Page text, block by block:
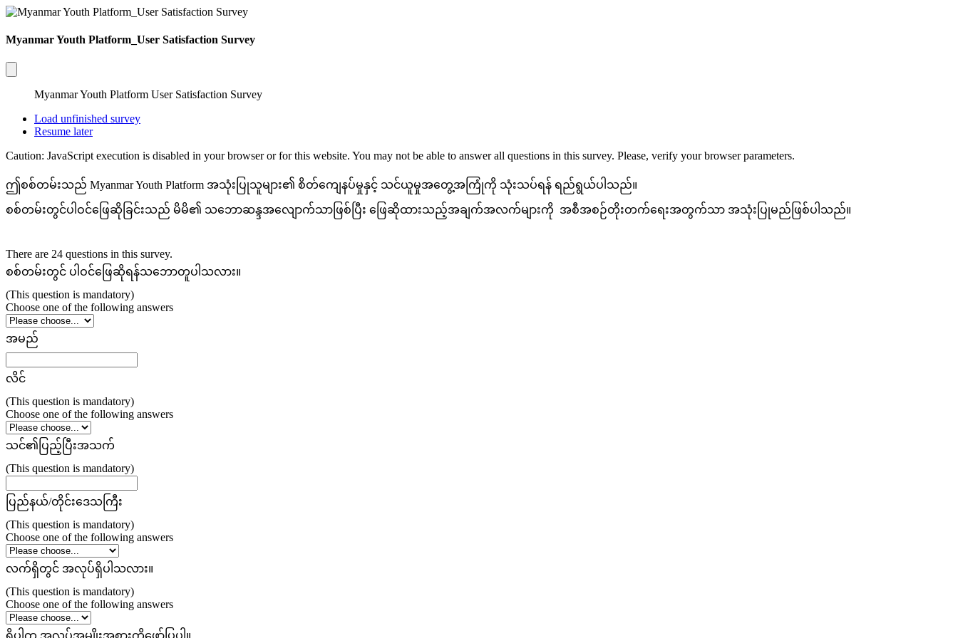
Myanmar Youth Platform_User Satisfaction Survey
Myanmar Youth Platform User Satisfaction Survey
Load unfinished survey
Resume later
Caution: JavaScript execution is disabled in your browser or for this website. You may not be able to answer all questions in this survey. Please, verify your browser parameters.
ဤစစ်တမ်းသည် Myanmar Youth Platform အသုံးပြုသူများ၏ စိတ်ကျေနပ်မှုနှင့် သင်ယူမှုအတွေ့အကြုံကို သုံးသပ်ရန် ရည်ရွယ်ပါသည်။
စစ်တမ်းတွင်ပါဝင်ဖြေဆိုခြင်းသည် မိမိ၏ သဘောဆန္ဒအလျောက်သာဖြစ်ပြီး ဖြေဆိုထားသည့်အချက်အလက်များကို အစီအစဉ်တိုးတက်ရေးအတွက်သာ အသုံးပြုမည်ဖြစ်ပါသည်။
There are 24 questions in this survey.
စစ်တမ်းတွင် ပါဝင်ဖြေဆိုရန်သဘောတူပါသလား။
(This question is mandatory)
Choose one of the following answers
အမည်
လိင်
(This question is mandatory)
Choose one of the following answers
သင်၏ပြည့်ပြီးအသက်
(This question is mandatory)
ပြည်နယ်/တိုင်းဒေသကြီး
(This question is mandatory)
Choose one of the following answers
လက်ရှိတွင် အလုပ်ရှိပါသလား။
(This question is mandatory)
Choose one of the following answers